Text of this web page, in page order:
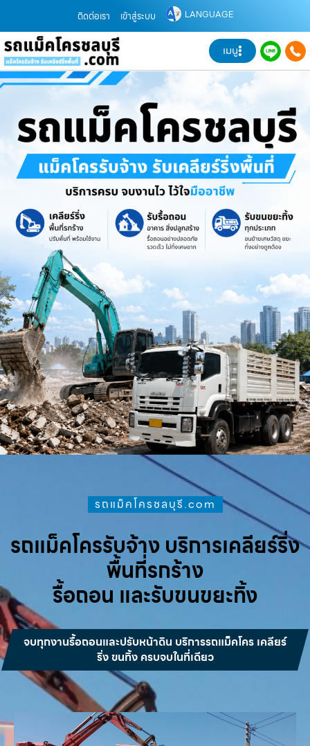
ติดต่อเรา เข้าสู่ระบบ LANGUAGE
เมนู
รถแม็คโครชลบุรี.com
รถแม็คโครรับจ้าง บริการเคลียร์ริ่ง
พื้นที่รกร้าง
รื้อถอน และรับขนขยะทิ้ง
จบทุกงานรื้อถอนและปรับหน้าดิน บริการรถแม็คโคร เคลียร์
ริ่ง ขนทิ้ง ครบจบในที่เดียว